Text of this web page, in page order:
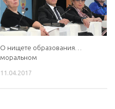
О нищете образования…
моральном
11.04.2017